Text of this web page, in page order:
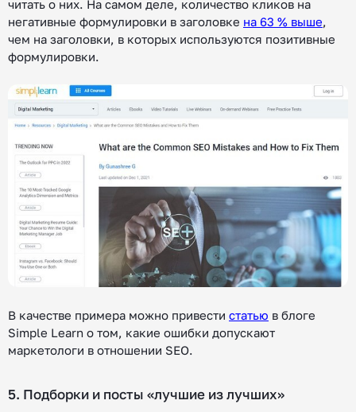
читать о них. На самом деле, количество кликов на
негативные формулировки в заголовке на 63 % выше,
чем на заголовки, в которых используются позитивные
формулировки.
В качестве примера можно привести статью в блоге
Simple Learn о том, какие ошибки допускают
маркетологи в отношении SEO.
5. Подборки и посты «лучшие из лучших»